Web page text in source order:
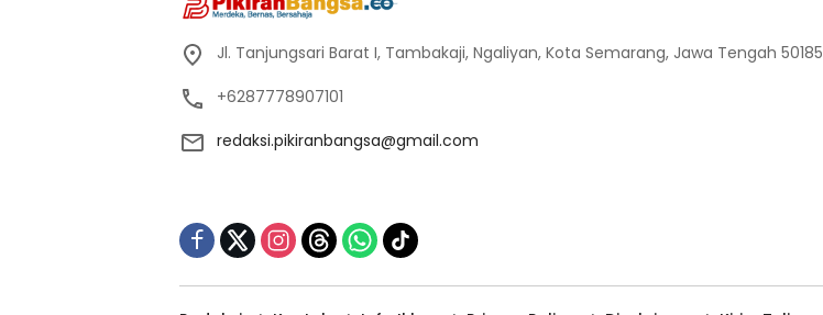
Jl. Tanjungsari Barat I, Tambakaji, Ngaliyan, Kota Semarang, Jawa Tengah 50185
+6287778907101
redaksi.pikiranbangsa@gmail.com